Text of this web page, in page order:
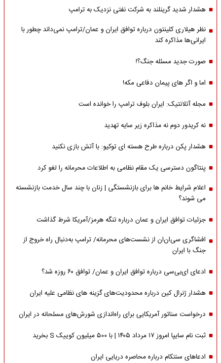
هشدار شدید گرینلند به شرکت نفتی نزدیک به ترامپ
نظر هیلاری کلینتون درباره توافق ایران و عمان/ترامپ نمی‌داند چطور با
ایرانی‌ها مذاکره کند
صورت جدید مسئله جنگ؟!
اما و اگر های پیمان دفاعی مکه!
مجله آتلانتیک: ایران بلوف ترامپ را خوانده است
نه کریدور دوم نه مذاکره زیر سایه تهدید
هشدار پکن درباره طرح هسته ای توکیو: با آتش بازی نکنید
پنتاگون دسترسی یک مقام نظامی به اطلاعات محرمانه را لغو کرد
اعلام شرایط خانم ها برای بازنشستگی | زنان با چند سال خدمت بازنشسته
می شوند؟
جزئیات توافق ایران و عمان درباره تنگه هرمز/آمریکا شرط گذاشت
افشاگری سی‌ان‌ان از نشست‌های محرمانه/ ترامپ به‌دنبال راه خروج از
جنگ با ایران
ادعای ای‌بی‌سی درباره توافق ایران و عمان/ توافق ۶۰ روزه شد؟
هشدار ژنرال کین درباره محدودیت‌های گزینه های نظامی علیه ایران
درخواست سناتور آمریکایی برای راه‌اندازی شورش‌های مسلحانه در ایران
ثبت نام سایپا امروز ۱۷ مرداد ۱۴۰۵ | با ۵۰۰ میلیون کوییک S بخرید
ادعاهای سنتکام درباره محاصره دریایی ایران